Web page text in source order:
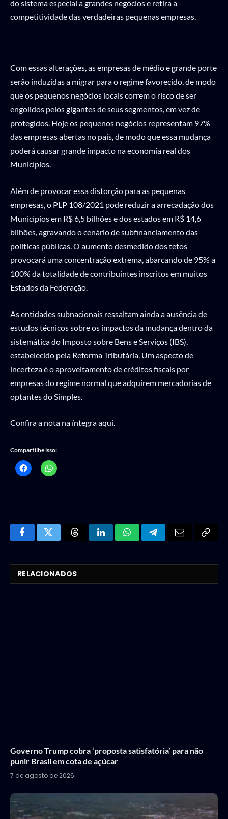
do sistema especial a grandes negócios e retira a
competitividade das verdadeiras pequenas empresas.
Com essas alterações, as empresas de médio e grande porte
serão induzidas a migrar para o regime favorecido, de modo
que os pequenos negócios locais correm o risco de ser
engolidos pelos gigantes de seus segmentos, em vez de
protegidos. Hoje os pequenos negócios representam 97%
das empresas abertas no país, de modo que essa mudança
poderá causar grande impacto na economia real dos
Municípios.
Além de provocar essa distorção para as pequenas
empresas, o PLP 108/2021 pode reduzir a arrecadação dos
Municípios em R$ 6,5 bilhões e dos estados em R$ 14,6
bilhões, agravando o cenário de subfinanciamento das
políticas públicas. O aumento desmedido dos tetos
provocará uma concentração extrema, abarcando de 95% a
100% da totalidade de contribuintes inscritos em muitos
Estados da Federação.
As entidades subnacionais ressaltam ainda a ausência de
estudos técnicos sobre os impactos da mudança dentro da
sistemática do Imposto sobre Bens e Serviços (IBS),
estabelecido pela Reforma Tributária. Um aspecto de
incerteza é o aproveitamento de créditos fiscais por
empresas do regime normal que adquirem mercadorias de
optantes do Simples.
Confira a nota na íntegra aqui.
Compartilhe isso:
FacebookTwitterThreadsLinkedInWhatsAppTelegramEmail
Copy
RELACIONADOS
Governo Trump cobra ‘proposta satisfatória’ para não
punir Brasil em cota de açúcar
7 de agosto de 2026